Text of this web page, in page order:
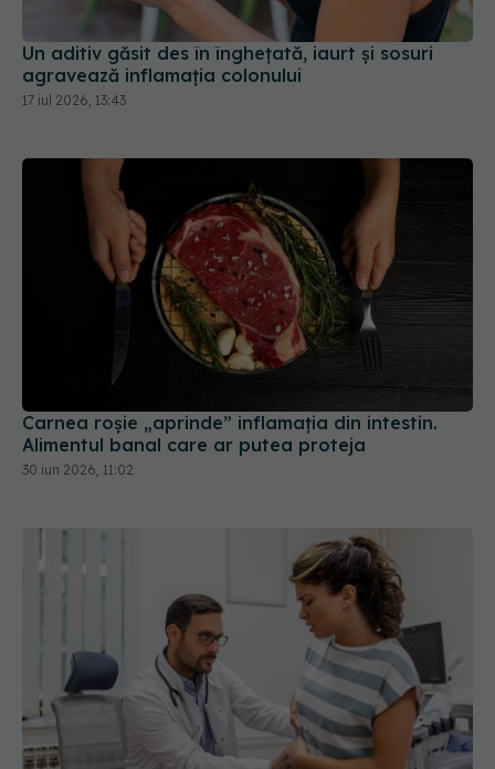
Un aditiv găsit des în înghețată, iaurt și sosuri
agravează inflamația colonului
17 iul 2026, 13:43
Carnea roșie „aprinde” inflamația din intestin.
Alimentul banal care ar putea proteja
30 iun 2026, 11:02